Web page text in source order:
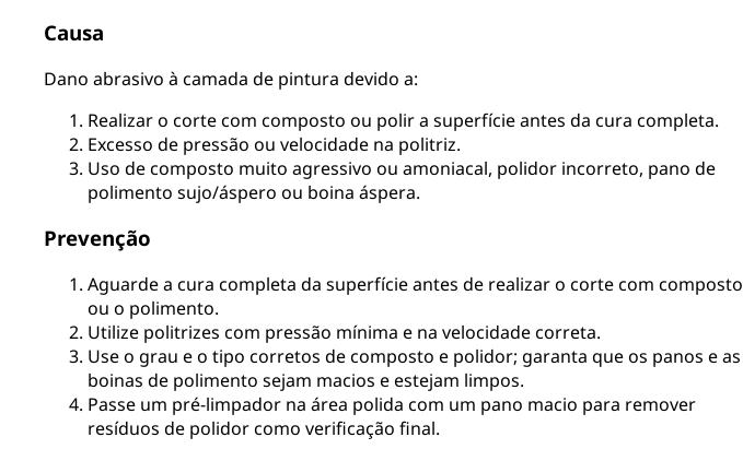
Causa
Dano abrasivo à camada de pintura devido a:
Realizar o corte com composto ou polir a superfície antes da cura completa.
Excesso de pressão ou velocidade na politriz.
Uso de composto muito agressivo ou amoniacal, polidor incorreto, pano de
polimento sujo/áspero ou boina áspera.
Prevenção
Aguarde a cura completa da superfície antes de realizar o corte com composto
ou o polimento.
Utilize politrizes com pressão mínima e na velocidade correta.
Use o grau e o tipo corretos de composto e polidor; garanta que os panos e as
boinas de polimento sejam macios e estejam limpos.
Passe um pré-limpador na área polida com um pano macio para remover
resíduos de polidor como verificação final.